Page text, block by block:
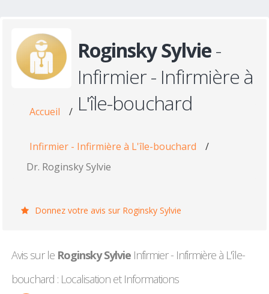
Roginsky Sylvie-
Infirmier - Infirmière à
L'île-bouchard
Accueil /
Infirmier - Infirmière à L'île-bouchard
/
Dr. Roginsky Sylvie
Donnez votre avis sur Roginsky Sylvie
Avis sur le Roginsky Sylvie Infirmier - Infirmière à L'île-
bouchard : Localisation et Informations